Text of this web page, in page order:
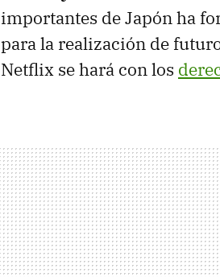
importantes de Japón ha
para la realización de
Netflix se hará con los